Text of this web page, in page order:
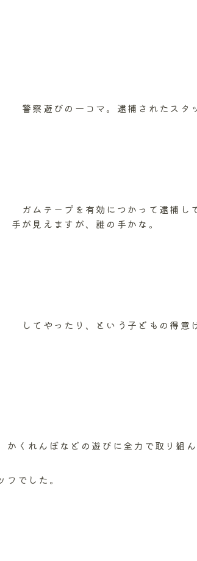
警察遊びの一コマ。逮捕されたスタ
ガムテープを有効につかって逮捕し
手が見えますが、誰の手かな。
してやったり、という子どもの得意
くれんぼなどの遊びに全力で取り組ん
でした。